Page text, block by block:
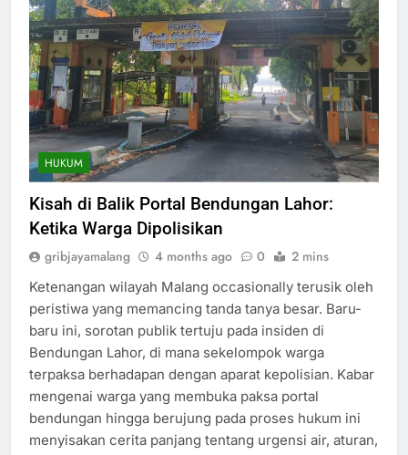
HUKUM
Kisah di Balik Portal Bendungan Lahor:
Ketika Warga Dipolisikan
gribjayamalang 4 months ago 0 2 mins
Ketenangan wilayah Malang occasionally terusik oleh
peristiwa yang memancing tanda tanya besar. Baru-
baru ini, sorotan publik tertuju pada insiden di
Bendungan Lahor, di mana sekelompok warga
terpaksa berhadapan dengan aparat kepolisian. Kabar
mengenai warga yang membuka paksa portal
bendungan hingga berujung pada proses hukum ini
menyisakan cerita panjang tentang urgensi air, aturan,